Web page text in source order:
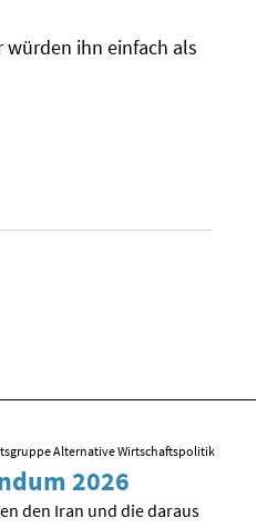
würden ihn einfach als
Alternative Wirtschaftspolitik
2026
den Iran und die daraus